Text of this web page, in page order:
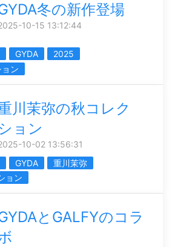
冬の新作登場
10-15 13:12:44
GYDA
2025
ン
川茉弥の秋コレク
ョン
10-02 13:56:31
GYDA
重川茉弥
ョン
とGALFYのコラ